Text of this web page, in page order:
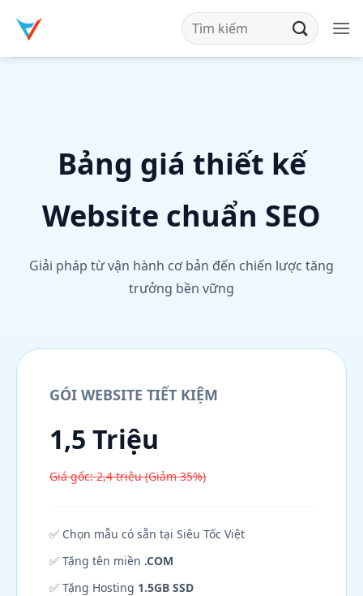
qua
nội
Bảng giá thiết kế
Website chuẩn SEO
Giải pháp từ vận hành cơ bản đến chiến lược tăng
trưởng bền vững
GÓI WEBSITE TIẾT KIỆM
1,5 Triệu
Giá gốc: 2,4 triệu (Giảm 35%)
✅ Chọn mẫu có sẵn tại Siêu Tốc Việt
✅ Tặng tên miền .COM
✅ Tặng Hosting 1.5GB SSD